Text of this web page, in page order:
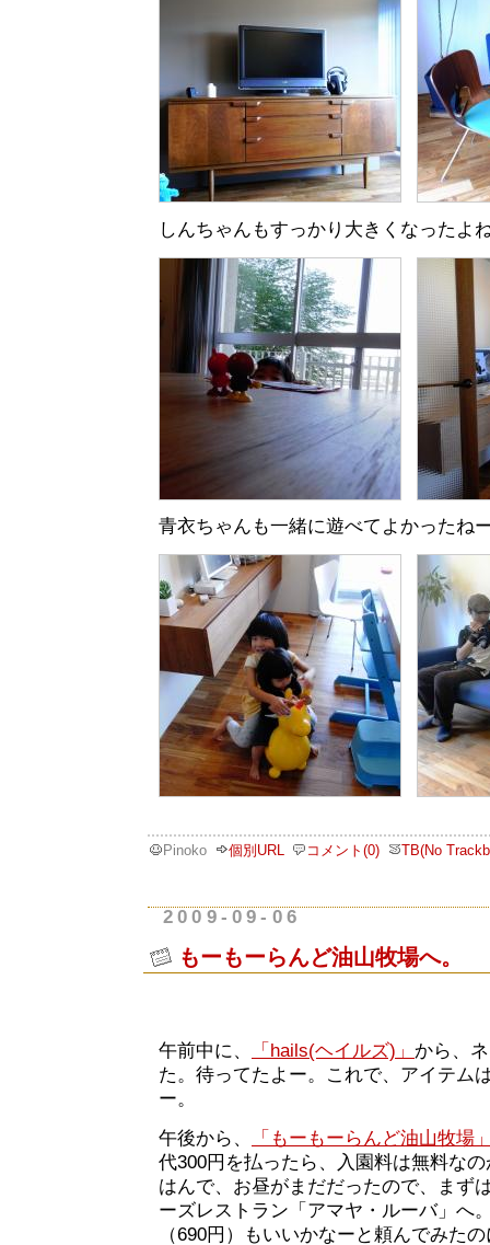
しんちゃんもすっかり大きくなったよ
青衣ちゃんも一緒に遊べてよかったね
Pinoko 個別URL コメント(0) TB(No
2009-09-06
もーもーらんど油山牧場へ。
午前中に、 「hails(ヘイルズ)」 から、
た。待ってたよー。これで、アイテム
ー。
午後から、
「もーもーらんど油山牧場
代300円を払ったら、入園料は無料な
はんで、お昼がまだだったので、まず
ーズレストラン「アマヤ・ルーバ」へ
（690円）もいいかなーと頼んでみた